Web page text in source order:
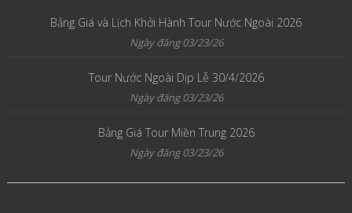
Bảng Giá và Lịch Khởi Hành Tour Nước Ngoài 2026
Ngày đăng 03/23/26
Tour Nước Ngoài Dịp Lễ 30/4/2026
Ngày đăng 03/23/26
Bảng Giá Tour Miền Trung 2026
Ngày đăng 03/23/26